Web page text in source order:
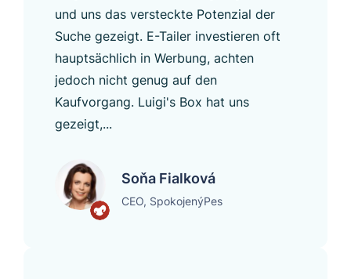
und uns das versteckte Potenzial der
Suche gezeigt. E-Tailer investieren oft
hauptsächlich in Werbung, achten
jedoch nicht genug auf den
Kaufvorgang. Luigi's Box hat uns
gezeigt,...
Soňa Fialková
CEO, SpokojenýPes